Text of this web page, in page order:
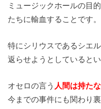
ミュージックホールの目
たちに輸血することです。
特にシリウスであるシエ
返らせようとしているとい
オセロの言う 人間は持た
今までの事件にも関わり